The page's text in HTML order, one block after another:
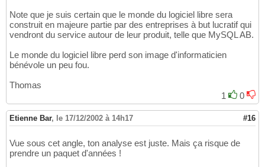
Note que je suis certain que le monde du logiciel libre sera
construit en majeure partie par des entreprises à but lucratif qui
vendront du service autour de leur produit, telle que MySQL AB.
Le monde du logiciel libre perd son image d'informaticien
bénévole un peu fou.
Thomas
1
0
Etienne Bar, le 17/12/2002 à 14h17 #16
Vue sous cet angle, ton analyse est juste. Mais ça risque de
prendre un paquet d'années !